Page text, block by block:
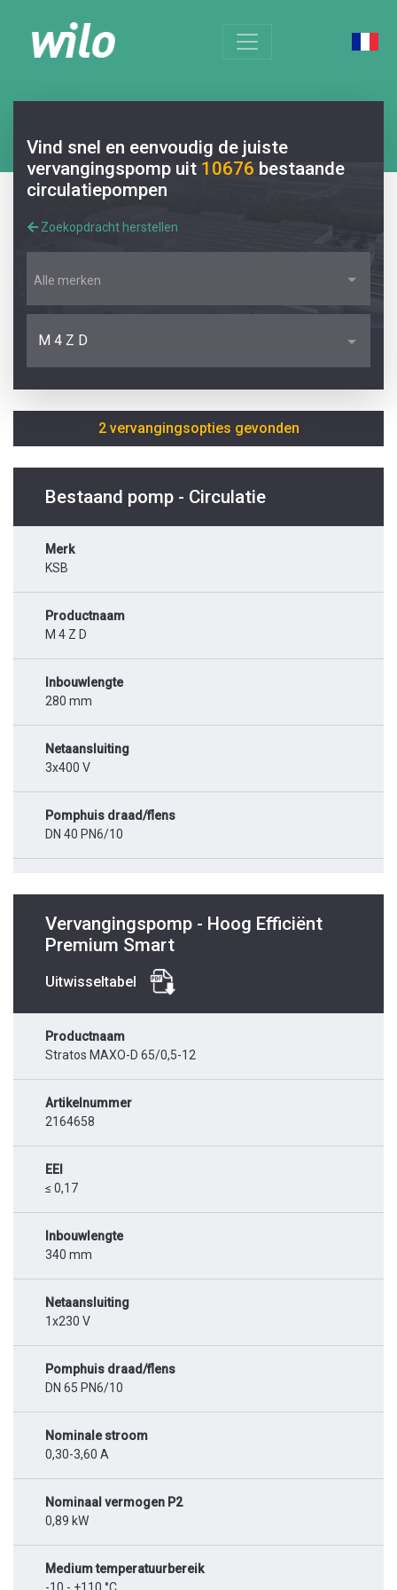
Vind snel en eenvoudig de juiste
vervangingspomp uit 10676 bestaande
circulatiepompen
Zoekopdracht herstellen
Alle merken
M 4 Z D
2 vervangingsopties gevonden
Bestaand pomp - Circulatie
Merk
KSB
Productnaam
M 4 Z D
Inbouwlengte
280 mm
Netaansluiting
3x400 V
Pomphuis draad/flens
DN 40 PN6/10
Vervangingspomp - Hoog Efficiënt
Premium Smart
Uitwisseltabel
Productnaam
Stratos MAXO-D 65/0,5-12
Artikelnummer
2164658
EEI
≤ 0,17
Inbouwlengte
340 mm
Netaansluiting
1x230 V
Pomphuis draad/flens
DN 65 PN6/10
Nominale stroom
0,30-3,60 A
Nominaal vermogen P2
0,89 kW
Medium temperatuurbereik